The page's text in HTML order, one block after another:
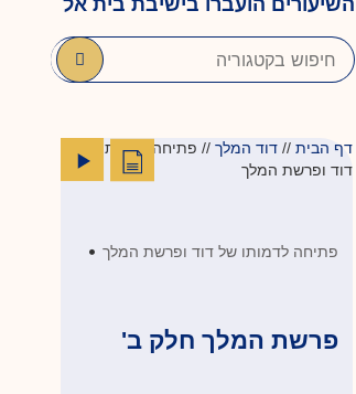
השיעורים הועברו בישיבת בית אל
דף הבית // דוד המלך // פתיחה לדמותו של
דוד ופרשת המלך
פתיחה לדמותו של דוד ופרשת המלך •
פרשת המלך חלק ב'